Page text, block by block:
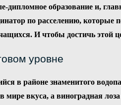
дипломное образование и,
по расселению,
И чтобы достичь этой
уровне
в районе знаменитого
мире вкуса, а виноградная